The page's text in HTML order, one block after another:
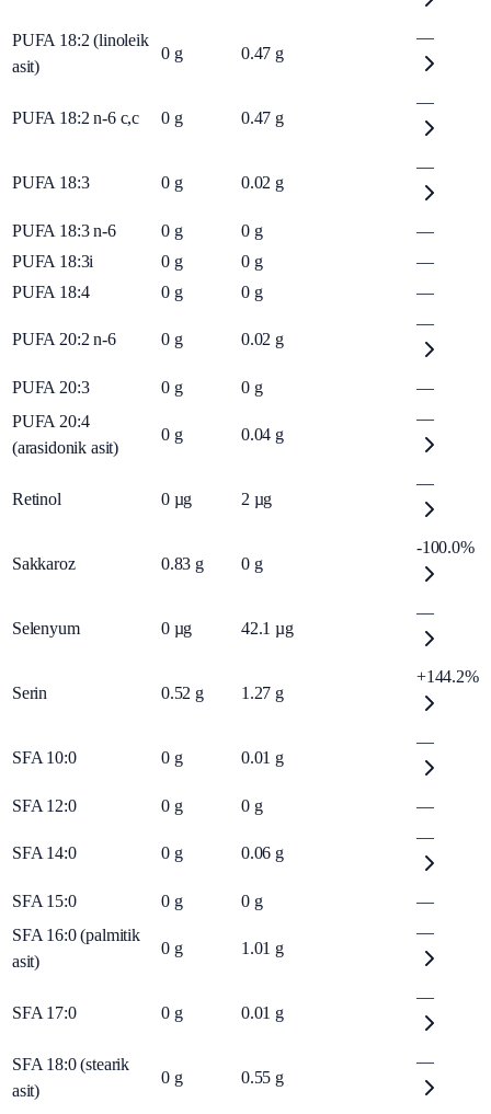
PUFA 18:2 (linoleik
asit)
0 g 0.47 g
—
PUFA 18:2 n-6 c,c 0 g 0.47 g
—
PUFA 18:3 0 g 0.02 g
—
PUFA 18:3 n-6 0 g 0 g
—
PUFA 18:3i
0 g 0 g
—
PUFA 18:4
0 g 0 g —
PUFA 20:2 n-6 0 g 0.02 g
—
PUFA 20:3 0 g 0 g
—
PUFA 20:4
(arasidonik asit)
0 g 0.04 g
—
Retinol 0 µg 2 µg
—
Sakkaroz 0.83 g 0 g
-100.0%
Selenyum 0 µg 42.1 µg
—
Serin 0.52 g 1.27 g
+144.2%
SFA 10:0 0 g 0.01 g
—
SFA 12:0 0 g 0 g —
SFA 14:0 0 g 0.06 g
—
SFA 15:0 0 g 0 g
—
SFA 16:0 (palmitik
asit)
0 g 1.01 g
—
SFA 17:0 0 g 0.01 g
—
SFA 18:0 (stearik
asit)
0 g 0.55 g
—